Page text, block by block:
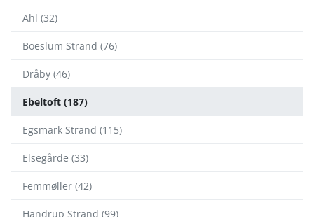
Ahl (32)
Boeslum Strand (76)
Dråby (46)
Ebeltoft (187)
Egsmark Strand (115)
Elsegårde (33)
Femmøller (42)
Handrup Strand (99)